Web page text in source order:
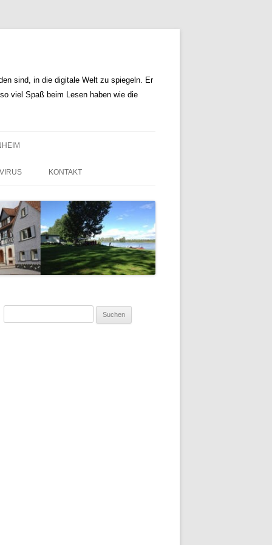
sind, in die digitale Welt zu spiegeln. Er
viel Spaß beim Lesen haben wie die
KONTAKT